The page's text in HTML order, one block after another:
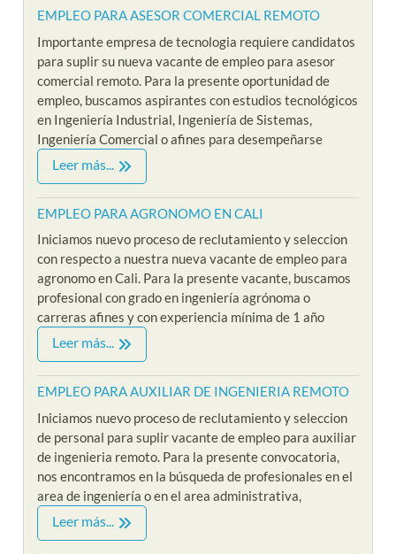
EMPLEO PARA ASESOR COMERCIAL REMOTO
Importante empresa de tecnologia requiere candidatos
para suplir su nueva vacante de empleo para asesor
comercial remoto. Para la presente oportunidad de
empleo, buscamos aspirantes con estudios tecnológicos
en Ingeniería Industrial, Ingeniería de Sistemas,
Ingeniería Comercial o afines para desempeñarse
Leer más...
EMPLEO PARA AGRONOMO EN CALI
Iniciamos nuevo proceso de reclutamiento y seleccion
con respecto a nuestra nueva vacante de empleo para
agronomo en Cali. Para la presente vacante, buscamos
profesional con grado en ingeniería agrónoma o
carreras afines y con experiencia mínima de 1 año
Leer más...
EMPLEO PARA AUXILIAR DE INGENIERIA REMOTO
Iniciamos nuevo proceso de reclutamiento y seleccion
de personal para suplir vacante de empleo para auxiliar
de ingenieria remoto. Para la presente convocatoria,
nos encontramos en la búsqueda de profesionales en el
area de ingeniería o en el area administrativa,
Leer más...